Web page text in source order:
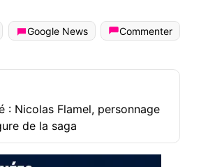
Google News
Commenter
: Nicolas Flamel, personnage
de la saga